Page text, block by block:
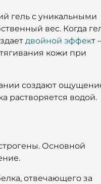
гель с уникальными
вес. Когда
двойной эффект
кожи при
создают
растворяется водой.
Основной
отвечающего за